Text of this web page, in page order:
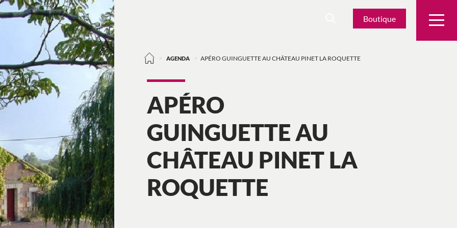
Boutique
> AGENDA > APÉRO GUINGUETTE AU CHÂTEAU PINET LA ROQUETTE
APÉRO
GUINGUETTE AU
CHÂTEAU PINET LA
ROQUETTE